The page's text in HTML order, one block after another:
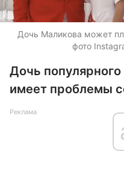
Дочь Маликова может
фото
Дочь
имеет проблемы
Реклама